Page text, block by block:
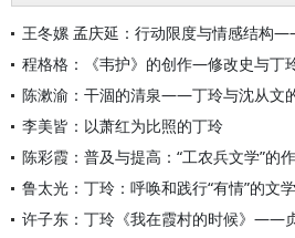
陈漱渝：干涸的清泉——丁玲与沈从文
李美皆：以萧红为比照的丁玲
鲁太光：丁玲：呼唤和践行“有情”的文学
许子东：丁玲《我在霞村的时候》——